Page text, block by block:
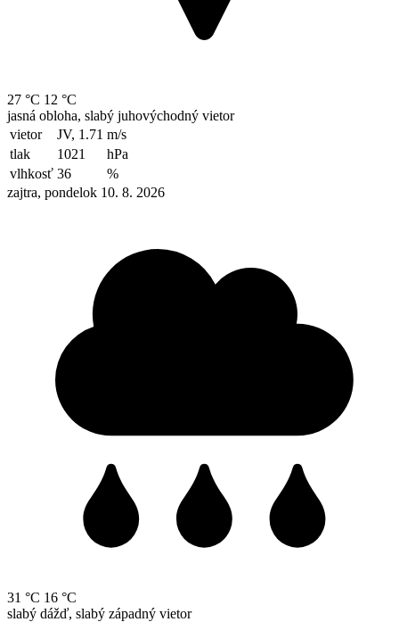
27 °C 12 °C
jasná obloha, slabý juhovýchodný vietor
vietor
JV, 1.71 m/s
tlak
1021
hPa
vlhkosť 36
%
zajtra, pondelok 10. 8. 2026
31 °C 16 °C
slabý dážď, slabý západný vietor